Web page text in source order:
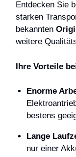
Entdecken Sie
starken
bekannten
weitere
Ihre Vorteile
Enorme
bestens
Lange
nur einer